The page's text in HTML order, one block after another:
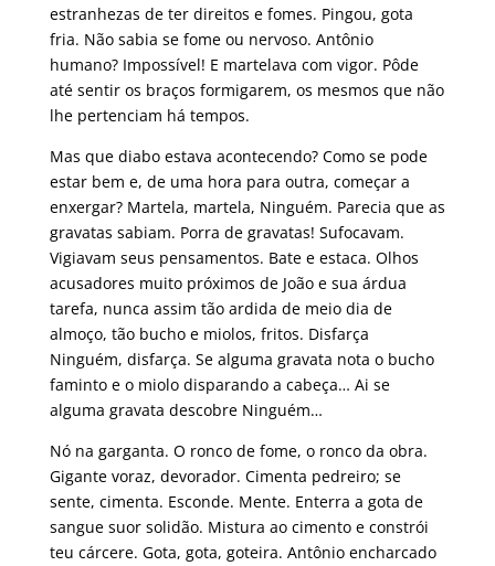
estranhezas de ter direitos e fomes. Pingou, gota
fria. Não sabia se fome ou nervoso. Antônio
humano? Impossível! E martelava com vigor. Pôde
até sentir os braços formigarem, os mesmos que não
lhe pertenciam há tempos.
Mas que diabo estava acontecendo? Como se pode
estar bem e, de uma hora para outra, começar a
enxergar? Martela, martela, Ninguém. Parecia que as
gravatas sabiam. Porra de gravatas! Sufocavam.
Vigiavam seus pensamentos. Bate e estaca. Olhos
acusadores muito próximos de João e sua árdua
tarefa, nunca assim tão ardida de meio dia de
almoço, tão bucho e miolos, fritos. Disfarça
Ninguém, disfarça. Se alguma gravata nota o bucho
faminto e o miolo disparando a cabeça… Ai se
alguma gravata descobre Ninguém…
Nó na garganta. O ronco de fome, o ronco da obra.
Gigante voraz, devorador. Cimenta pedreiro; se
sente, cimenta. Esconde. Mente. Enterra a gota de
sangue suor solidão. Mistura ao cimento e constrói
teu cárcere. Gota, gota, goteira. Antônio encharcado